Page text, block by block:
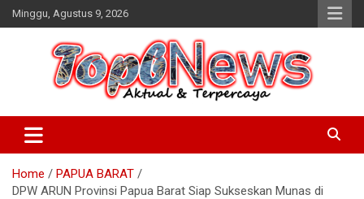
Skip
to
Minggu, Agustus 9, 2026
Home
PAPUA BARAT
DPW ARUN Provinsi Papua Barat Siap Sukseskan Munas di